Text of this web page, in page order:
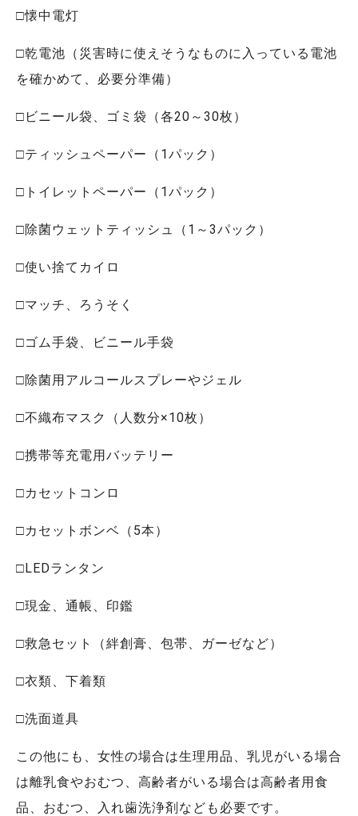
□懐中電灯
□乾電池（災害時に使えそうなものに入っている電池
を確かめて、必要分準備）
□ビニール袋、ゴミ袋（各20～30枚）
□ティッシュペーパー（1パック）
□トイレットペーパー（1パック）
□除菌ウェットティッシュ（1～3パック）
□使い捨てカイロ
□マッチ、ろうそく
□ゴム手袋、ビニール手袋
□除菌用アルコールスプレーやジェル
□不織布マスク（人数分×10枚）
□携帯等充電用バッテリー
□カセットコンロ
□カセットボンベ（5本）
□LEDランタン
□現金、通帳、印鑑
□救急セット（絆創膏、包帯、ガーゼなど）
□衣類、下着類
□洗面道具
この他にも、女性の場合は生理用品、乳児がいる場合
は離乳食やおむつ、高齢者がいる場合は高齢者用食
品、おむつ、入れ歯洗浄剤なども必要です。